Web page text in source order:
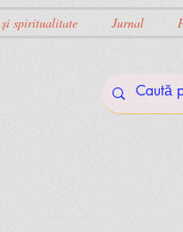
spiritualitate Jurnal